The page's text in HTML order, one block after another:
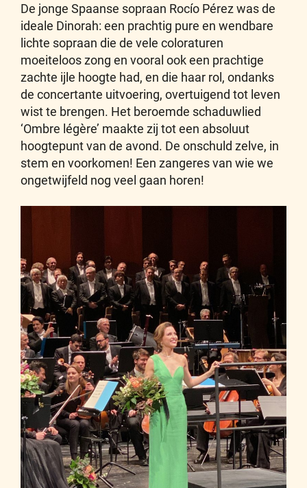
De jonge Spaanse sopraan Rocío Pérez was de
ideale Dinorah: een prachtig pure en wendbare
lichte sopraan die de vele coloraturen
moeiteloos zong en vooral ook een prachtige
zachte ijle hoogte had, en die haar rol, ondanks
de concertante uitvoering, overtuigend tot leven
wist te brengen. Het beroemde schaduwlied
‘Ombre légère’ maakte zij tot een absoluut
hoogtepunt van de avond. De onschuld zelve, in
stem en voorkomen! Een zangeres van wie we
ongetwijfeld nog veel gaan horen!